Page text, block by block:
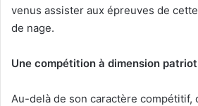
venus assister aux épreuves de
de nage.
Une compétition à dimension
Au-delà de son caractère compétitif,